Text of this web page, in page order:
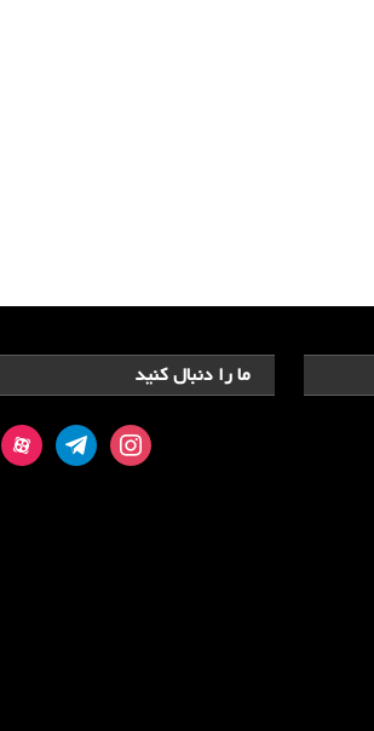
ما را دنبال کنید
instagram
telegram
aparat